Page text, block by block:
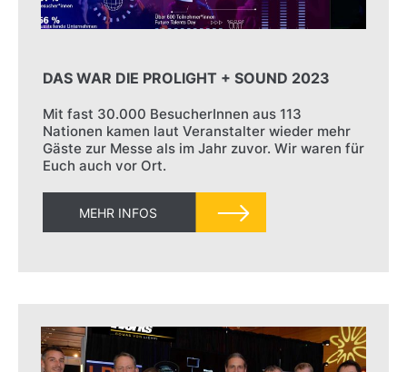
DAS WAR DIE PROLIGHT + SOUND 2023
Mit fast 30.000 BesucherInnen aus 113
Nationen kamen laut Veranstalter wieder mehr
Gäste zur Messe als im Jahr zuvor. Wir waren für
Euch auch vor Ort.
MEHR INFOS